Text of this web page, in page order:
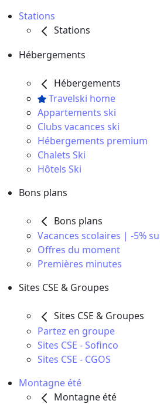
Stations
Stations
Hébergements
Hébergements
Travelski home
Appartements ski
Clubs vacances ski
Hébergements premium
Chalets Ski
Hôtels Ski
Bons plans
Bons plans
Vacances scolaires | -5%
Offres du moment
Premières minutes
Sites CSE & Groupes
Sites CSE & Groupes
Partez en groupe
Sites CSE - Sofinco
Sites CSE - CGOS
Montagne été
Montagne été